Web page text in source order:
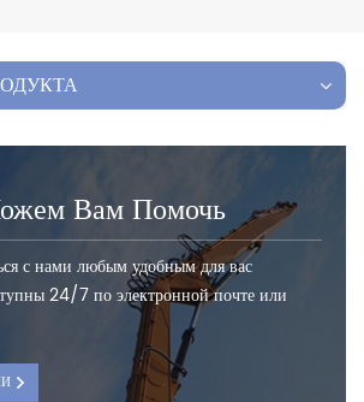
Вам Помочь
с нами любым удобным для вас
24/7 по электронной почте или